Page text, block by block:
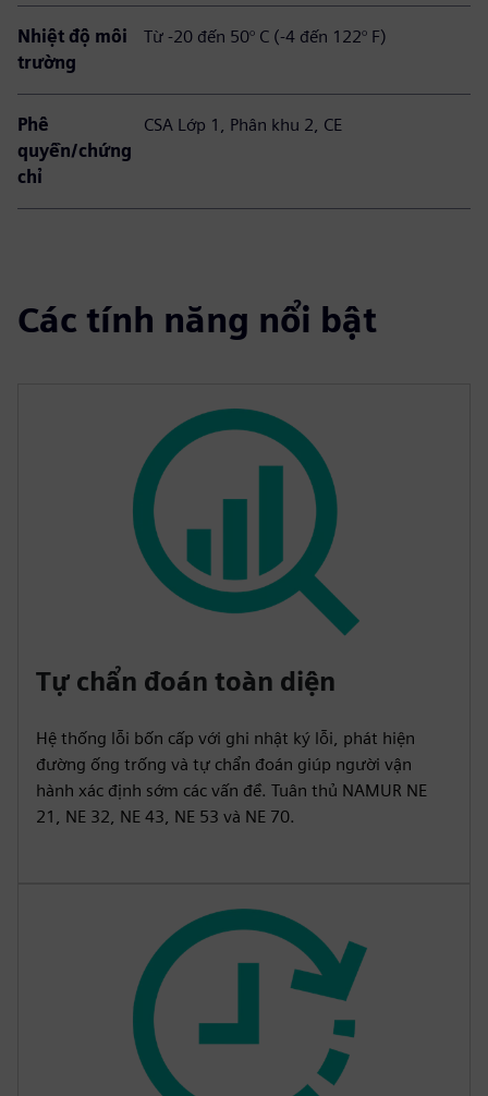
Nhiệt độ môi
trường
Từ -20 đến 50° C (-4 đến 122° F)
Phê
quyền/chứng
chỉ
CSA Lớp 1, Phân khu 2, CE
Các tính năng nổi bật
Tự chẩn đoán toàn diện
Hệ thống lỗi bốn cấp với ghi nhật ký lỗi, phát hiện
đường ống trống và tự chẩn đoán giúp người vận
hành xác định sớm các vấn đề. Tuân thủ NAMUR NE
21, NE 32, NE 43, NE 53 và NE 70.